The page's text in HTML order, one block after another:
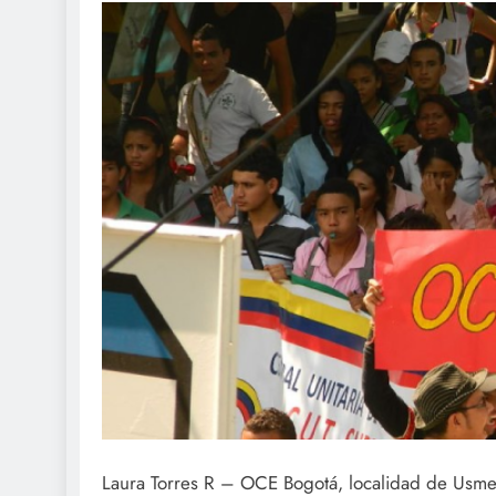
Laura Torres R – OCE Bogotá, localidad de